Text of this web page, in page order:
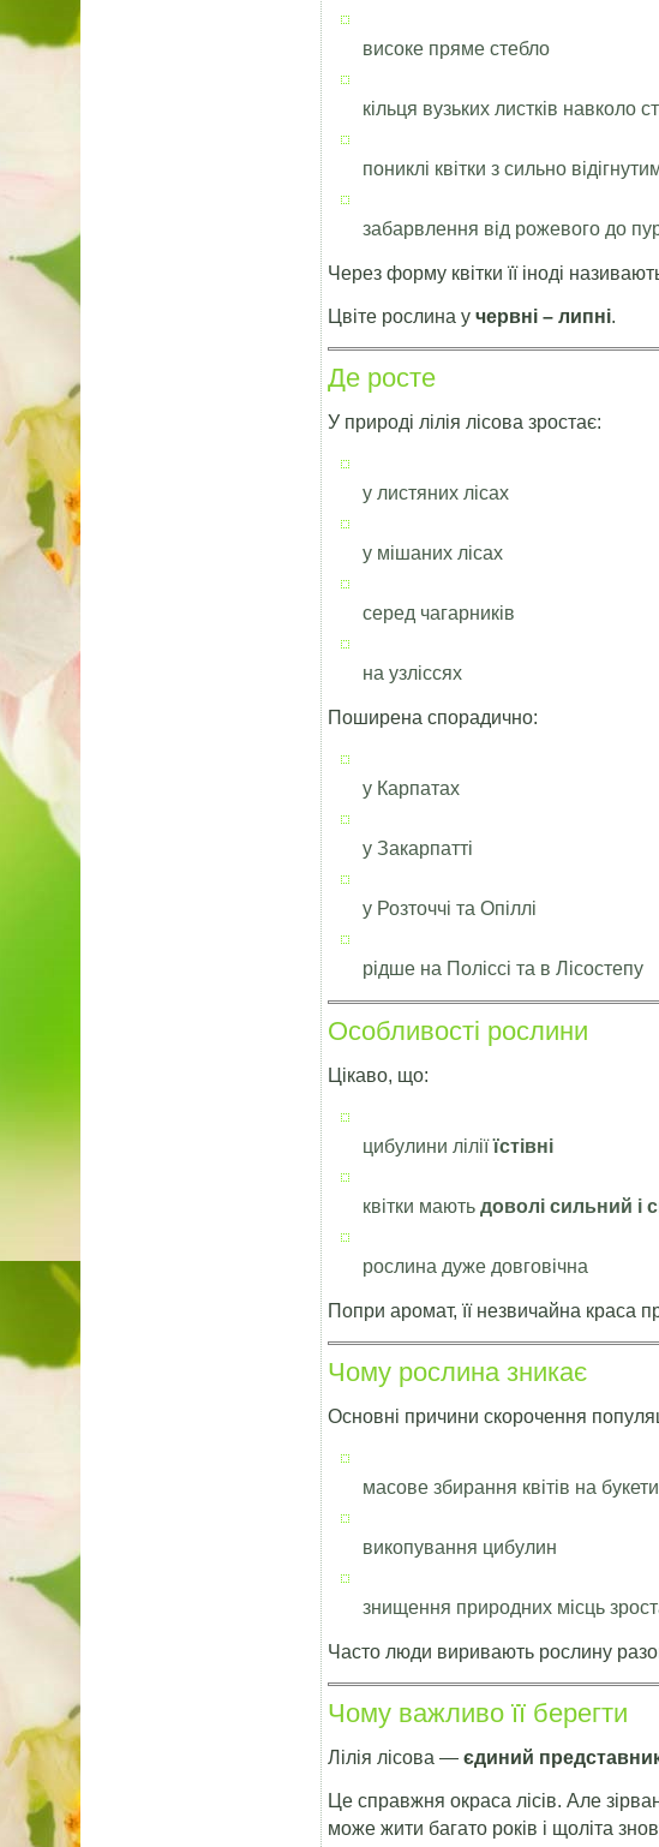
високе пряме стебло
кільця вузьких листків навколо
пониклі квітки з сильно
забарвлення від рожевого до
Через форму квітки її іноді
Цвіте рослина учервні – липні.
Де росте
У природі лілія лісова зростає:
у листяних лісах
у мішаних лісах
серед чагарників
на узліссях
Поширена спорадично:
у Карпатах
у Закарпатті
у Розточчі та Опіллі
рідше на Поліссі та в Лісостепу
Особливості рослини
Цікаво, що:
цибулини ліліїїстівні
квітки маютьдоволі сильний і
рослина дуже довговічна
Попри аромат, її незвичайна краса
Чому рослина зникає
Основні причини скорочення
масове збирання квітів на букети
викопування цибулин
знищення природних місць
Часто люди виривають рослину
Чому важливо її берегти
Лілія лісова —єдиний
Це справжня окраса лісів. Але
може жити багато років і щоліта